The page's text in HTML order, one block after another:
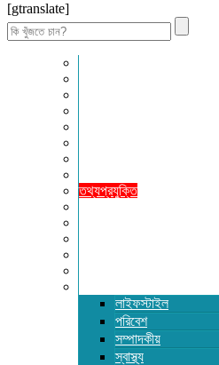
[gtranslate]
Search
for:
তথ্যপ্রযুক্তি
লাইফস্টাইল
পরিবেশ
সম্পাদকীয়
স্বাস্থ্য